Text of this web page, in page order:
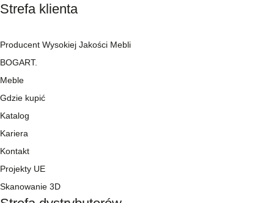
Strefa klienta
Producent Wysokiej Jakości Mebli
BOGART.
Meble
Gdzie kupić
Katalog
Kariera
Kontakt
Projekty UE
Skanowanie 3D